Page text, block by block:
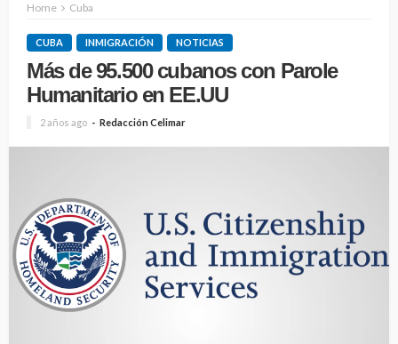
Home Cuba
CUBA INMIGRACIÓN NOTICIAS
Más de 95.500 cubanos con Parole
Humanitario en EE.UU
2 años ago Redacción Celimar